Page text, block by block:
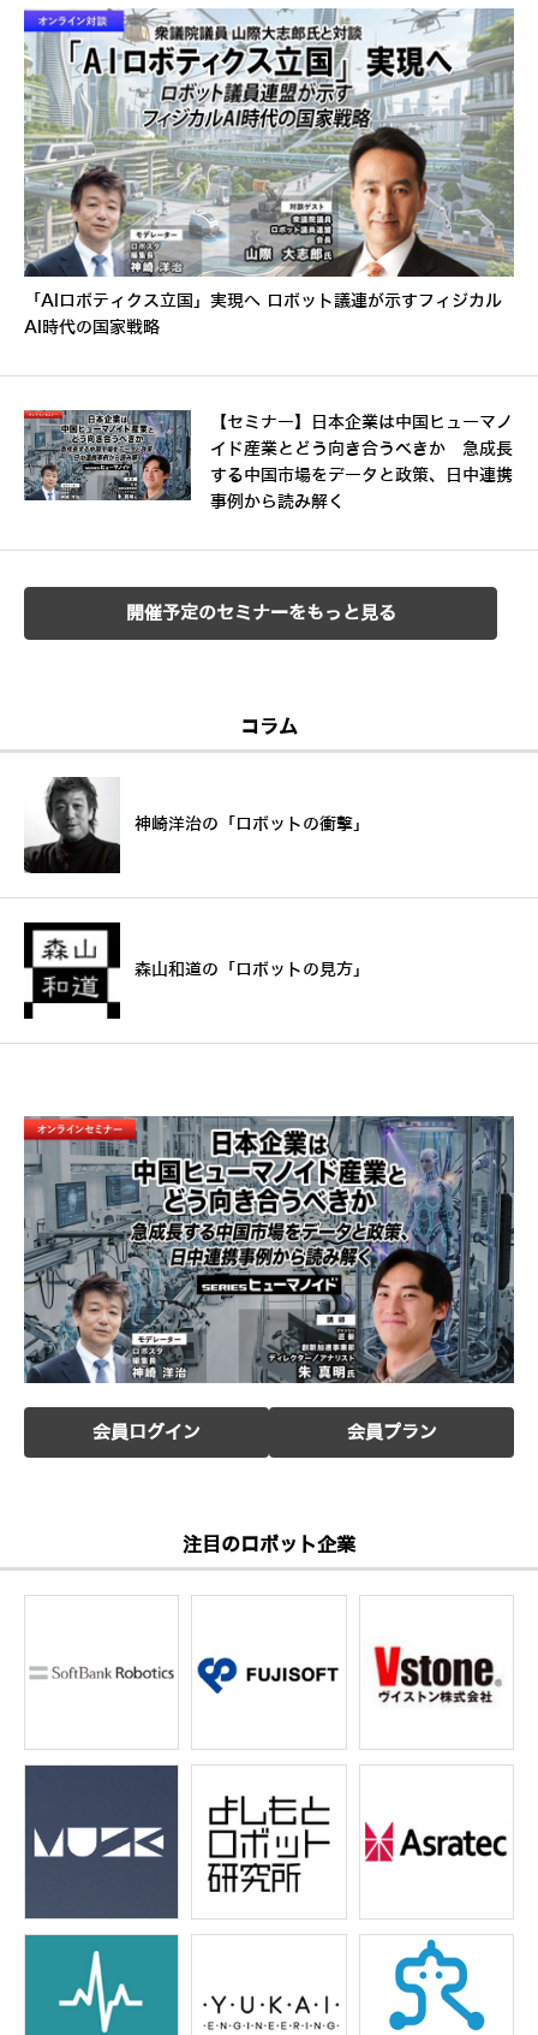
「AIロボティクス立国」実現へ ロボット議連が示すフィジカル
AI時代の国家戦略
【セミナー】日本企業は中国ヒューマノ
イド産業とどう向き合うべきか 急成長
する中国市場をデータと政策、日中連携
事例から読み解く
開催予定のセミナーをもっと見る
コラム
神崎洋治の「ロボットの衝撃」
森山和道の「ロボットの見方」
会員ログイン 会員プラン
注目のロボット企業